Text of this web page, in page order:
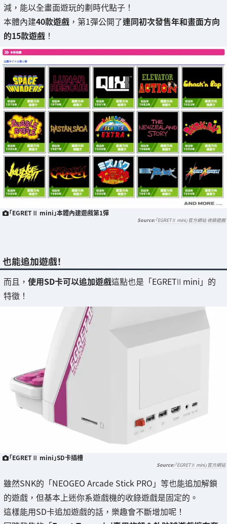
減，能以全畫面遊玩的劃時代點子！
本體內建40款遊戲 ，第1彈公開了連同初次發售年和畫面方向
的15款遊戲 ！
「EGRETⅡ mini」本體內建遊戲第1彈
「EGRETⅡ mini」官方網站 收錄遊戲
也能追加遊戲！
而且， 使用SD卡可以追加遊戲這點也是「EGRETⅡ mini」的
特徵！
「EGRETⅡ mini」SD卡插槽
「EGRETⅡ mini」官方網站
雖然SNK的「NEOGEO Arcade Stick PRO」等也能追加解鎖
的遊戲，但基本上迷你系遊戲機的收錄遊戲是固定的。
這樣能用SD卡追加遊戲的話，樂趣會不斷增加呢！